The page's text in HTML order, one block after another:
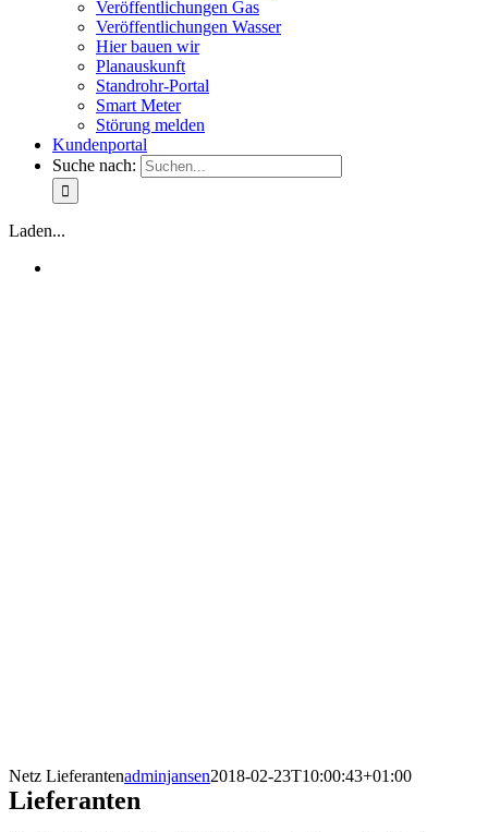
Veröffentlichungen Gas
Veröffentlichungen Wasser
Hier bauen wir
Planauskunft
Standrohr-Portal
Smart Meter
Störung melden
Kundenportal
Suche nach:
Laden...
Netz Lieferantenadminjansen2018-02-23T10:00:43+01:00
Lieferanten